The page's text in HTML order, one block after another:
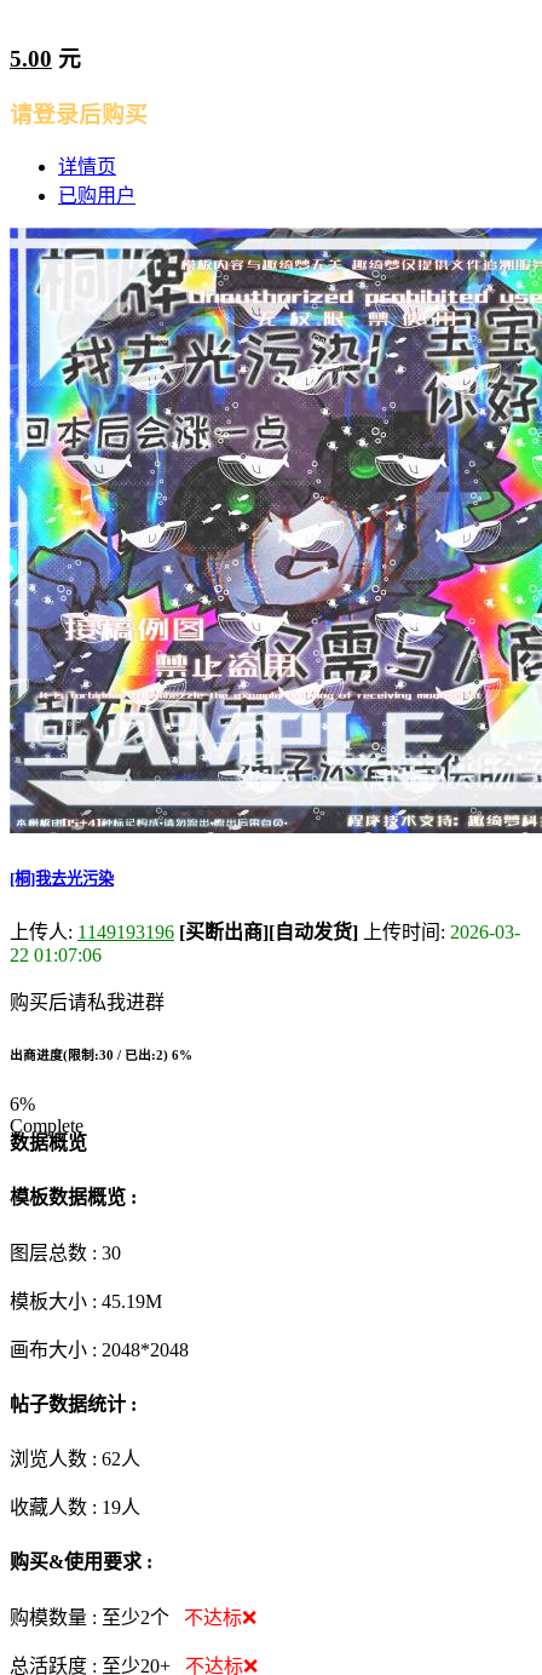
5.00 元
请登录后购买
详情页
已购用户
[桐]我去光污染
上传人: 1149193196 [买断出商][自动发货] 上传时间: 2026-03-
22 01:07:06
购买后请私我进群
出商进度(限制:30 / 已出:2) 6%
6%
Complete
数据概览
模板数据概览 :
图层总数 : 30
模板大小 : 45.19M
画布大小 : 2048*2048
帖子数据统计 :
浏览人数 : 62人
收藏人数 : 19人
购买&使用要求 :
购模数量 : 至少2个 不达标❌
总活跃度 : 至少20+ 不达标❌